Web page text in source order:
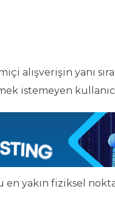
alışverişin yanı
istemeyen
yakın fiziksel